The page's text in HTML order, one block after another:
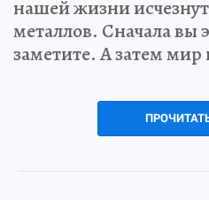
нашей жизни
металлов. Сначала вы
заметите. А затем